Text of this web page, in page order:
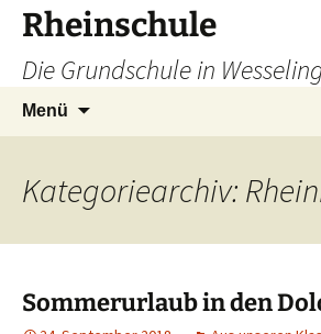
Zum
Inhalt
springen
Rheinschule
Die Grundschule in
Menü
Kategoriearchiv:
Sommerurlaub in den